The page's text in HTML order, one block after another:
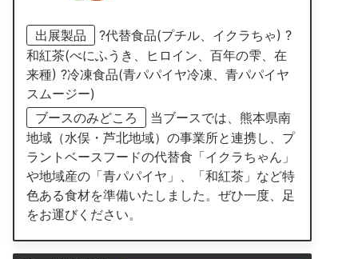
出展製品
?代替食品(プチル、イクラちゃ) ?
和紅茶(べにふうき、ヒロイン、百年の雫、在
来種) ?冷凍食品(青パパイヤ冷凍、青パパイヤ
スムージー)
ブースのみどころ
当ブースでは、熊本県南
地域（水俣・芦北地域）の事業所と連携し、プ
ラントベースフードの代替食「イクラちゃん」
や地域産の「青パパイヤ」、「和紅茶」など特
色ある食材を準備いたしました。ぜひ一度、足
をお運びください。